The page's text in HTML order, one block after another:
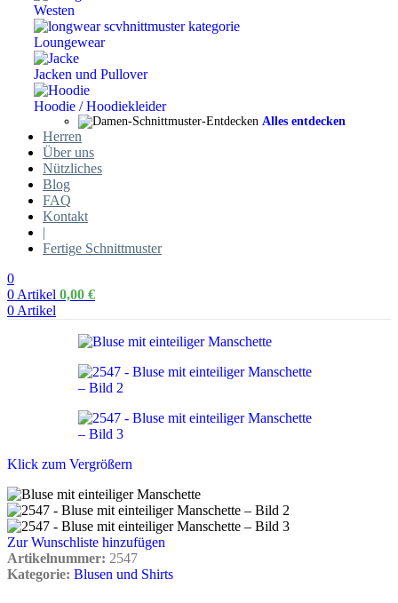
Westen
Loungewear
Jacken und Pullover
Hoodie / Hoodiekleider
Alles entdecken
Herren
Über uns
Nützliches
Blog
FAQ
Kontakt
|
Fertige Schnittmuster
0
0 Artikel 0,00 €
0 Artikel
Klick zum Vergrößern
Zur Wunschliste hinzufügen
Artikelnummer: 2547
Kategorie: Blusen und Shirts